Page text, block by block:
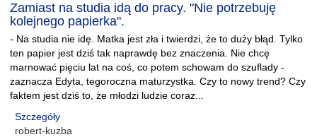
Zamiast na studia idą do pracy. "Nie potrzebuję
kolejnego papierka".
- Na studia nie idę. Matka jest zła i twierdzi, że to duży błąd. Tylko
ten papier jest dziś tak naprawdę bez znaczenia. Nie chcę
marnować pięciu lat na coś, co potem schowam do szuflady -
zaznacza Edyta, tegoroczna maturzystka. Czy to nowy trend? Czy
faktem jest dziś to, że młodzi ludzie coraz...
Szczegóły
robert-kuzba